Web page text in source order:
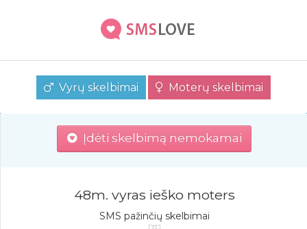
Vyrų skelbimai Moterų skelbimai
Įdėti skelbimą nemokamai
48m. vyras ieško moters
SMS pažinčių skelbimai